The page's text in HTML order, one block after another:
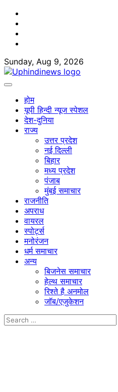
Skip
content
Sunday, Aug 9, 2026
होम
यूपी हिन्दी न्यूज स्पेशल
देश-दुनिया
राज्य
उत्तर प्रदेश
नई दिल्ली
बिहार
मध्य प्रदेश
पंजाब
मुंबई समाचार
राजनीति
अपराध
वायरल
स्पोर्ट्स
मनोरंजन
धर्म समाचार
अन्य
बिजनेस समाचार
हेल्थ समाचार
रिश्ते है अनमोल
जॉब/एजुकेशन
Search